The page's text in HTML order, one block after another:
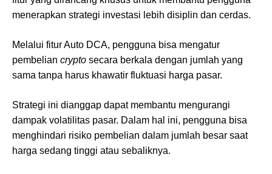
menerapkan strategi investasi lebih disiplin dan cerdas.
Melalui fitur Auto DCA, pengguna bisa mengatur
pembelian crypto secara berkala dengan jumlah yang
sama tanpa harus khawatir fluktuasi harga pasar.
Strategi ini dianggap dapat membantu mengurangi
dampak volatilitas pasar. Dalam hal ini, pengguna bisa
menghindari risiko pembelian dalam jumlah besar saat
harga sedang tinggi atau sebaliknya.